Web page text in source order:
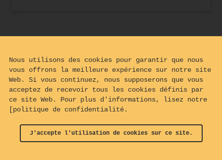
Nous utilisons des cookies pour garantir que nous
vous offrons la meilleure expérience sur notre site
Web. Si vous continuez, nous supposerons que vous
acceptez de recevoir tous les cookies définis par
ce site Web. Pour plus d'informations, lisez notre
[politique de confidentialité.
J'accepte l'utilisation de cookies sur ce site.